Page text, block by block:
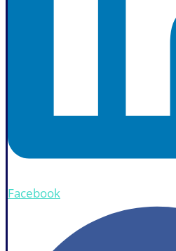
Facebook